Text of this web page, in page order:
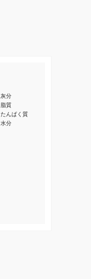
灰分
脂質
たんぱく質
水分